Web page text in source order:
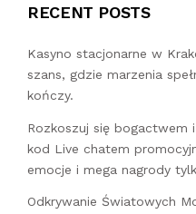
RECENT POSTS
Kasyno stacjonarne w
szans, gdzie marzenia
kończy.
Rozkoszuj się bogactwem
kod Live chatem
emocje i mega nagrody
Odkrywanie Światowych